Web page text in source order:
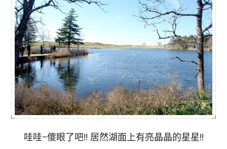
哇哇~傻眼了吧!! 居然湖面上有亮晶晶的星星!!